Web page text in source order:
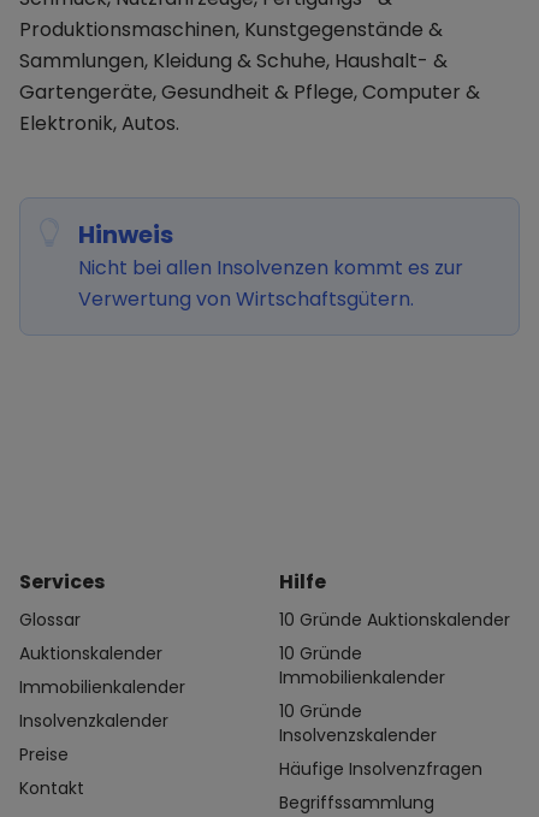
Produktionsmaschinen, Kunstgegenstände &
Sammlungen, Kleidung & Schuhe, Haushalt- &
Gartengeräte, Gesundheit & Pflege, Computer &
Elektronik, Autos.
Hinweis
Nicht bei allen Insolvenzen kommt es zur
Verwertung von Wirtschaftsgütern.
Services
Glossar
Auktionskalender
Immobilienkalender
Insolvenzkalender
Preise
Kontakt
Hilfe
10 Gründe Auktionskalender
10 Gründe
Immobilienkalender
10 Gründe
Insolvenzskalender
Häufige Insolvenzfragen
Begriffssammlung